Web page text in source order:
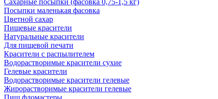
Сахарные посыпки (фасовка 0,75-1,5 кг)
Посыпки маленькая фасовка
Цветной сахар
Пищевые красители
Натуральные красители
Для пищевой печати
Красители с распылителем
Водорастворимые красители сухие
Гелевые красители
Водорастворимые красители гелевые
Жирорастворимые красители гелевые
Пищ.фломастеры